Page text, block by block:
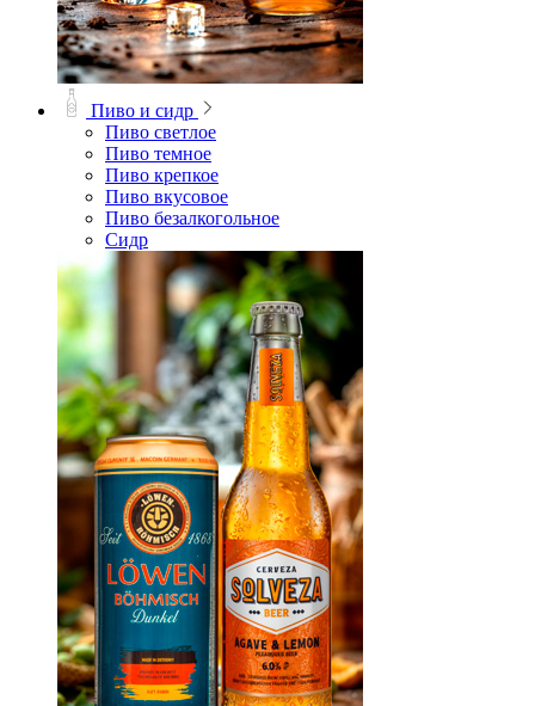
Пиво и сидр
Пиво светлое
Пиво темное
Пиво крепкое
Пиво вкусовое
Пиво безалкогольное
Сидр